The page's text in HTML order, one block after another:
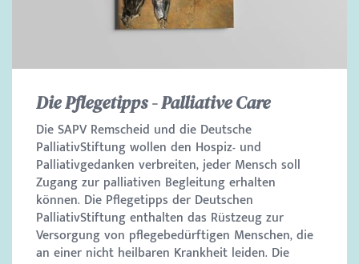
Die Pflegetipps - Palliative Care
Die SAPV Remscheid und die Deutsche
PalliativStiftung wollen den Hospiz- und
Palliativgedanken verbreiten, jeder Mensch soll
Zugang zur palliativen Begleitung erhalten
können. Die Pflegetipps der Deutschen
PalliativStiftung enthalten das Rüstzeug zur
Versorgung von pflegebedürftigen Menschen, die
an einer nicht heilbaren Krankheit leiden. Die